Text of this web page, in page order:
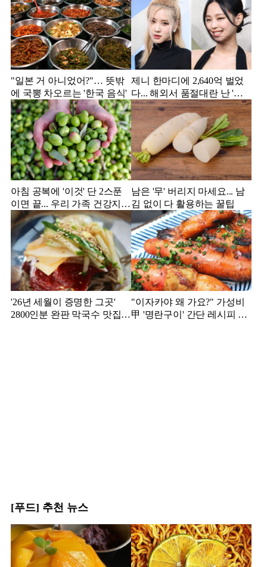
"일본 거 아니었어?"… 뜻밖
에 국뽕 차오르는 '한국 음식'
제니 한마디에 2,640억 벌었
다... 해외서 품절대란 난 '한
국 과자'
아침 공복에 '이것' 단 2스푼
이면 끝... 우리 가족 건강지킴
이는?
남은 '무' 버리지 마세요... 남
김 없이 다 활용하는 꿀팁
'26년 세월이 증명한 그곳'
2800인분 완판 막국수 맛집
"이자카야 왜 가요?" 가성비
甲 '명란구이' 간단 레시피 공
[푸드] 추천 뉴스